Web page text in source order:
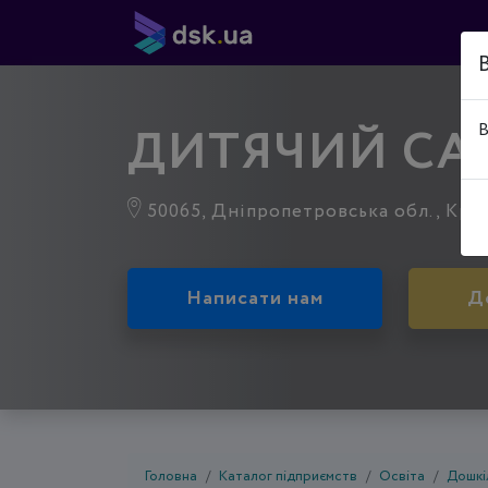
ДИТЯЧИЙ
50065, Дніпропетровська обл.,
Написати нам
Головна Каталог підприємств Освіта